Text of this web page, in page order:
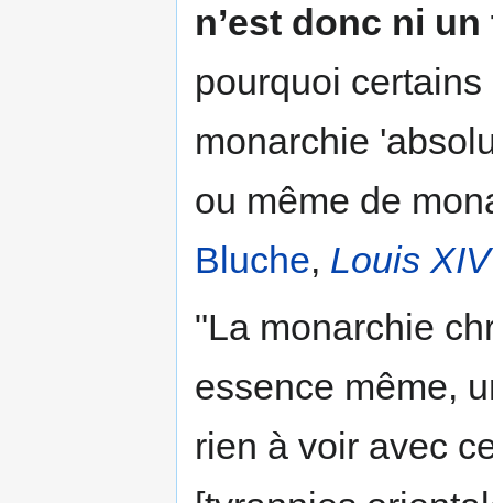
n’est donc ni
pourquoi
monarchie
ou même de
Bluche, Louis XIV
"La monarchie
essence même,
rien à voir avec